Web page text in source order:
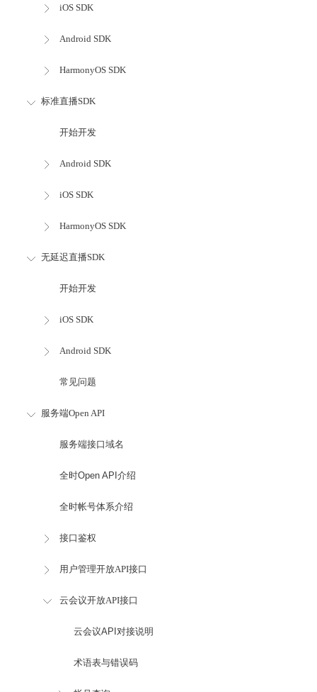
iOS SDK
Android SDK
HarmonyOS SDK
标准直播SDK
开始开发
Android SDK
iOS SDK
HarmonyOS SDK
无延迟直播SDK
开始开发
iOS SDK
Android SDK
常见问题
服务端Open API
服务端接口域名
全时Open API介绍
全时帐号体系介绍
接口鉴权
用户管理开放API接口
云会议开放API接口
云会议API对接说明
术语表与错误码